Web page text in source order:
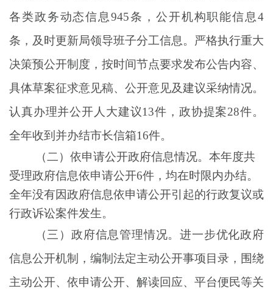
各类政务动态信息945条 ， 公开机构职能信息4
条，及时更新局领导班子分工信息。严格执行重大
决策预公开制度，按时间节点要求发布公告内容、
具体草案征求意见稿、公开意见及建议采纳情况。
认真办理并公开人大建议13件，政协提案28件。
全年收到并办结市长信箱16件。
（二） 依申请公开政府信息情况。 本年度共
受理政府信息依申请公开6件，均在时限内办结。
全年没有因政府信息依申请公开引起的行政复议或
行政诉讼案件发生。
（三）政府信息管理情况。进一步优化政府
信息公开机制， 编制法定主动公开事项目录， 围绕
主动公开、依申请公开、解读回应、平台便民等关